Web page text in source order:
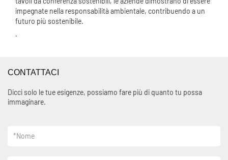
impegnate nella responsabilità ambientale, contribuendo a un
futuro più sostenibile.
.
CONTATTACI
Dicci solo le tue esigenze, possiamo fare più di quanto tu possa
immaginare.
*Nome